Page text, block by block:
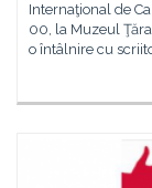
Internaţional de
00, la Muzeul
o întâlnire cu